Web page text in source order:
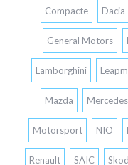
Compacte Dacia
General Motors
Lamborghini
Mazda
Motorsport NIO
Renault SAIC